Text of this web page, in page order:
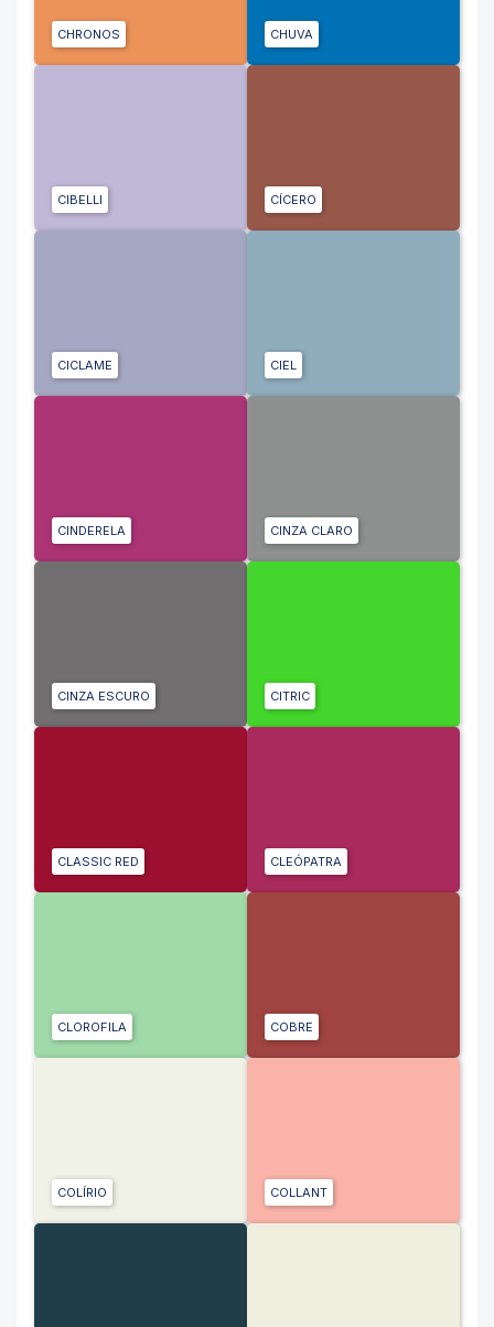
CHRONOS CHUVA
CIBELLI CÍCERO
CICLAME CIEL
CINDERELA CINZA CLARO
CINZA ESCURO CITRIC
CLASSIC RED CLEÓPATRA
CLOROFILA COBRE
COLÍRIO COLLANT